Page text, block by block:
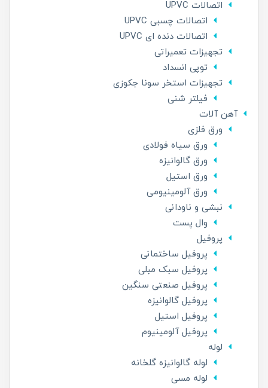
اتصالات UPVC
اتصالات چسبی UPVC
اتصالات دنده ای UPVC
تجهیزات تعمیراتی
توپی انسداد
تجهیزات استخر سونا جکوزی
فیلتر شنی
آهن آلات
ورق فلزی
ورق سیاه فولادی
ورق گالوانیزه
ورق استیل
ورق آلومینیومی
نبشی و ناودانی
وال پست
پروفیل
پروفیل ساختمانی
پروفیل سبک مبلی
پروفیل صنعتی سنگین
پروفیل گالوانیزه
پروفیل استیل
پروفیل آلومینیوم
لوله
لوله گالوانیزه گلخانه
لوله مسی